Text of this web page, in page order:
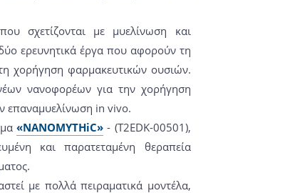
σχετίζονται με μυελίνωση και
ερευνητικά έργα που αφορούν τη
χορήγηση φαρμακευτικών ουσιών.
νανοφορέων για την χορήγηση
επαναμυελίνωση in vivo.
«NANOMYTHiC» - (T2EDK-00501),
και παρατεταμένη θεραπεία
με πολλά πειραματικά μοντέλα,